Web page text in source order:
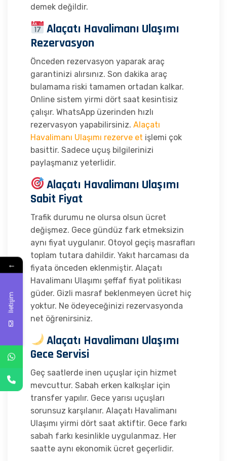
demek değildir.
Alaçatı Havalimanı Ulaşımı
Rezervasyon
Önceden rezervasyon yaparak araç
garantinizi alırsınız. Son dakika araç
bulamama riski tamamen ortadan kalkar.
Online sistem yirmi dört saat kesintisiz
çalışır. WhatsApp üzerinden hızlı
rezervasyon yapabilirsiniz. Alaçatı
Havalimanı Ulaşımı rezerve et işlemi çok
basittir. Sadece uçuş bilgilerinizi
paylaşmanız yeterlidir.
Alaçatı Havalimanı Ulaşımı
Sabit Fiyat
Trafik durumu ne olursa olsun ücret
değişmez. Gece gündüz fark etmeksizin
aynı fiyat uygulanır. Otoyol geçiş masrafları
toplam tutara dahildir. Yakıt harcaması da
fiyata önceden eklenmiştir. Alaçatı
Havalimanı Ulaşımı şeffaf fiyat politikası
güder. Gizli masraf beklenmeyen ücret hiç
yoktur. Ne ödeyeceğinizi rezervasyonda
net öğrenirsiniz.
Alaçatı Havalimanı Ulaşımı
Gece Servisi
Geç saatlerde inen uçuşlar için hizmet
mevcuttur. Sabah erken kalkışlar için
transfer yapılır. Gece yarısı uçuşları
sorunsuz karşılanır. Alaçatı Havalimanı
Ulaşımı yirmi dört saat aktiftir. Gece farkı
sabah farkı kesinlikle uygulanmaz. Her
saatte aynı ekonomik ücret geçerlidir.
←
İletişim